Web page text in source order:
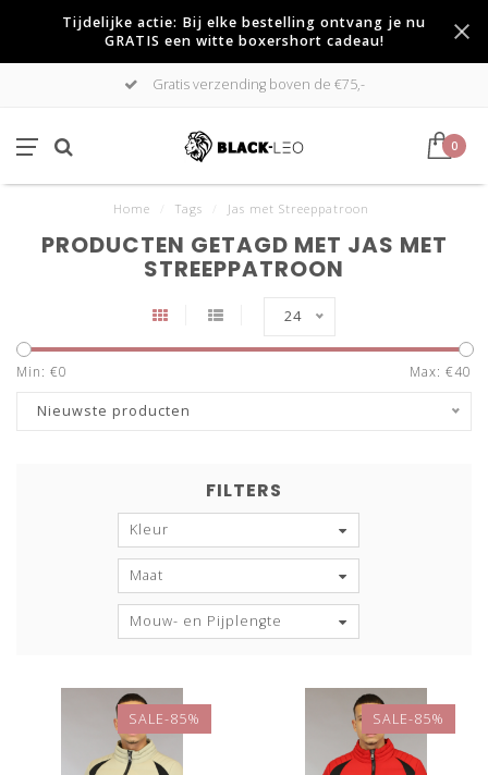
Tijdelijke actie: Bij elke bestelling ontvang je nu
GRATIS een witte boxershort cadeau!
Gratis verzending boven de €75,-
0
Home Tags Jas met Streeppatroon
PRODUCTEN GETAGD MET JAS MET
STREEPPATROON
24
Min: €0 Max: €40
Nieuwste producten
FILTERS
Kleur
Maat
Mouw- en Pijplengte
SALE-85% SALE-85%